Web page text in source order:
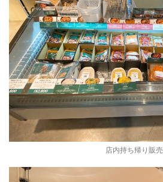
店内持ち帰り販売